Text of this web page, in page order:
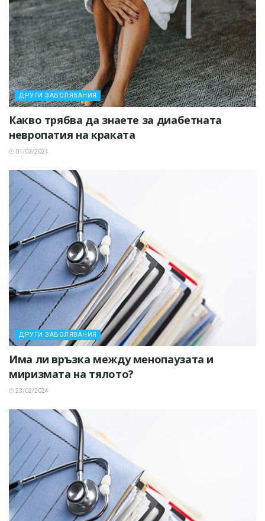
ДРУГИ ЗАБОЛЯВАНИЯ
Какво трябва да знаете за диабетната
невропатия на краката
01/03/2024
ДРУГИ ЗАБОЛЯВАНИЯ
Има ли връзка между менопаузата и
миризмата на тялото?
23/02/2024